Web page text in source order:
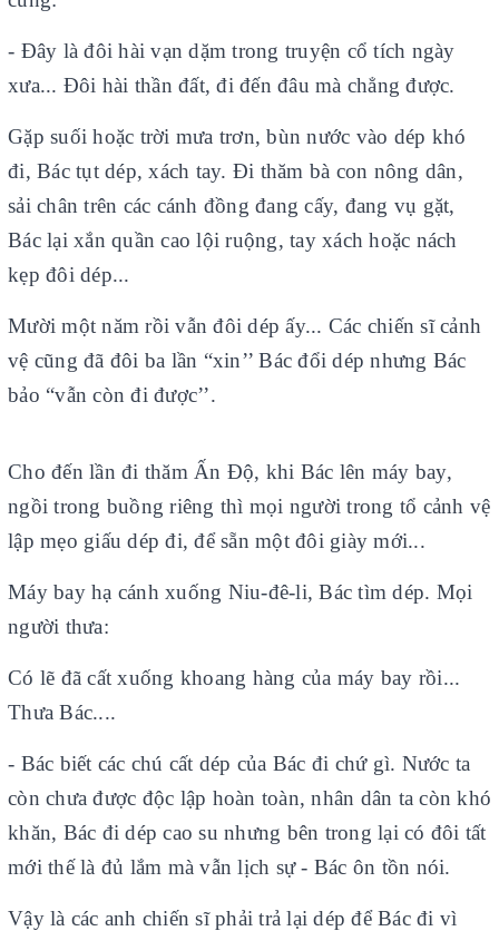
- Đây là đôi hài vạn dặm trong truyện cổ tích ngày
xưa... Đôi hài thần đất, đi đến đâu mà chẳng được.
Gặp suối hoặc trời mưa trơn, bùn nước vào dép khó
đi, Bác tụt dép, xách tay. Đi thăm bà con nông dân,
sải chân trên các cánh đồng đang cấy, đang vụ gặt,
Bác lại xắn quần cao lội ruộng, tay xách hoặc nách
kẹp đôi dép...
Mười một năm rồi vẫn đôi dép ấy... Các chiến sĩ cảnh
vệ cũng đã đôi ba lần “xin’’ Bác đổi dép nhưng Bác
bảo “vẫn còn đi được’’.
Cho đến lần đi thăm Ấn Độ, khi Bác lên máy bay,
ngồi trong buồng riêng thì mọi người trong tổ cảnh vệ
lập mẹo giấu dép đi, để sẵn một đôi giày mới...
Máy bay hạ cánh xuống Niu-đê-li, Bác tìm dép. Mọi
người thưa:
Có lẽ đã cất xuống khoang hàng của máy bay rồi...
Thưa Bác....
- Bác biết các chú cất dép của Bác đi chứ gì. Nước ta
còn chưa được độc lập hoàn toàn, nhân dân ta còn khó
khăn, Bác đi dép cao su nhưng bên trong lại có đôi tất
mới thế là đủ lắm mà vẫn lịch sự - Bác ôn tồn nói.
Vậy là các anh chiến sĩ phải trả lại dép để Bác đi vì